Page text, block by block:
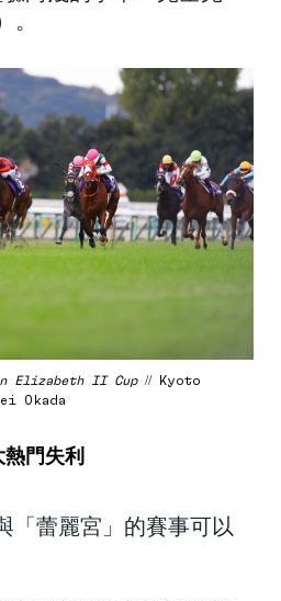
。
Elizabeth II Cup// Kyoto
Okada
熱門失利
「蕾麗宮」的賽事可以